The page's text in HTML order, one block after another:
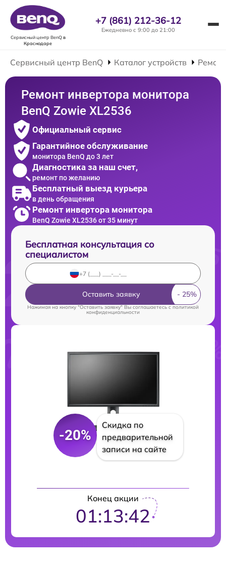
Сервисный центр BenQв
Краснодаре
+7 (861) 212-36-12
Ежедневно с 9:00 до 21:00
Сервисный центр BenQ Каталог устройств
Ремонт инвертора монитора
BenQ Zowie XL2536
Официальный сервис
Гарантийное обслуживание
монитора BenQ до 3 лет
Диагностика за наш счет,
ремонт по желанию
Бесплатный выезд курьера
в день обращения
Ремонт инвертора монитора
BenQ Zowie XL2536 от 35 минут
Бесплатная консультация со
специалистом
Оставить заявку
Нажимая на кнопку "Оставить заявку" Вы соглашаетесь cполитикой
конфиденциальности
-20%
Скидка по
предварительной
записи на сайте
Конец акции
01:13:41